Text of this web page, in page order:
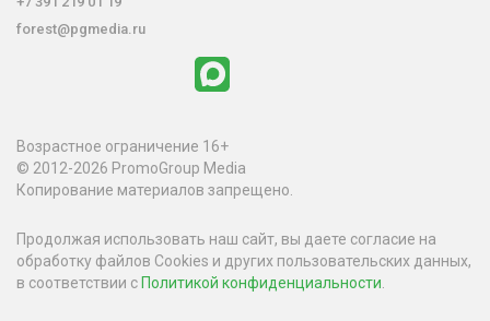
forest@pgmedia.ru
Возрастное ограничение 16+
© 2012-2026 PromoGroup Media
Копирование материалов запрещено.
Продолжая использовать наш сайт, вы даете согласие на
обработку файлов Cookies и других пользовательских данных,
в соответствии с Политикой конфиденциальности